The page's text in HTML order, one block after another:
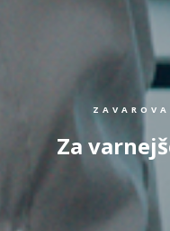
Za